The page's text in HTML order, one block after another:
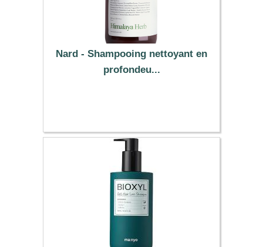
Nard - Shampooing nettoyant en
profondeu...